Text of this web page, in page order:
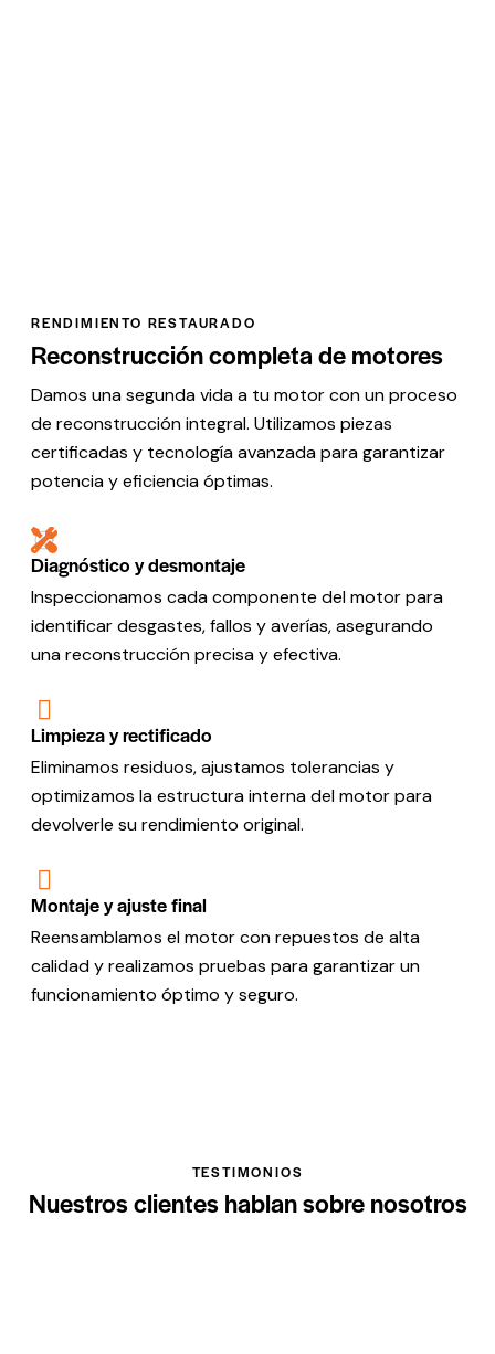
RENDIMIENTO RESTAURADO
Reconstrucción completa de motores
Damos una segunda vida a tu motor con un proceso
de reconstrucción integral. Utilizamos piezas
certificadas y tecnología avanzada para garantizar
potencia y eficiencia óptimas.
Diagnóstico y desmontaje
Inspeccionamos cada componente del motor para
identificar desgastes, fallos y averías, asegurando
una reconstrucción precisa y efectiva.
Limpieza y rectificado
Eliminamos residuos, ajustamos tolerancias y
optimizamos la estructura interna del motor para
devolverle su rendimiento original.
Montaje y ajuste final
Reensamblamos el motor con repuestos de alta
calidad y realizamos pruebas para garantizar un
funcionamiento óptimo y seguro.
TESTIMONIOS
Nuestros clientes hablan sobre nosotros